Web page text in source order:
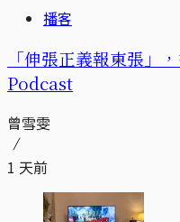
播客
「伸張正義報東張」
Podcast
曾雪雯
1 天前